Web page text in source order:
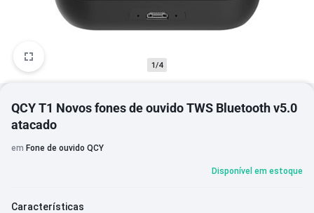
1/4
QCY T1 Novos fones de ouvido TWS Bluetooth v5.0
atacado
em Fone de ouvido QCY
Disponível em estoque
Características